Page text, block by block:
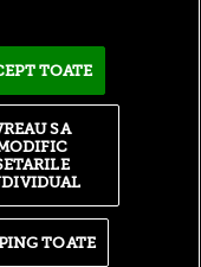
TOATE
TOATE
SA